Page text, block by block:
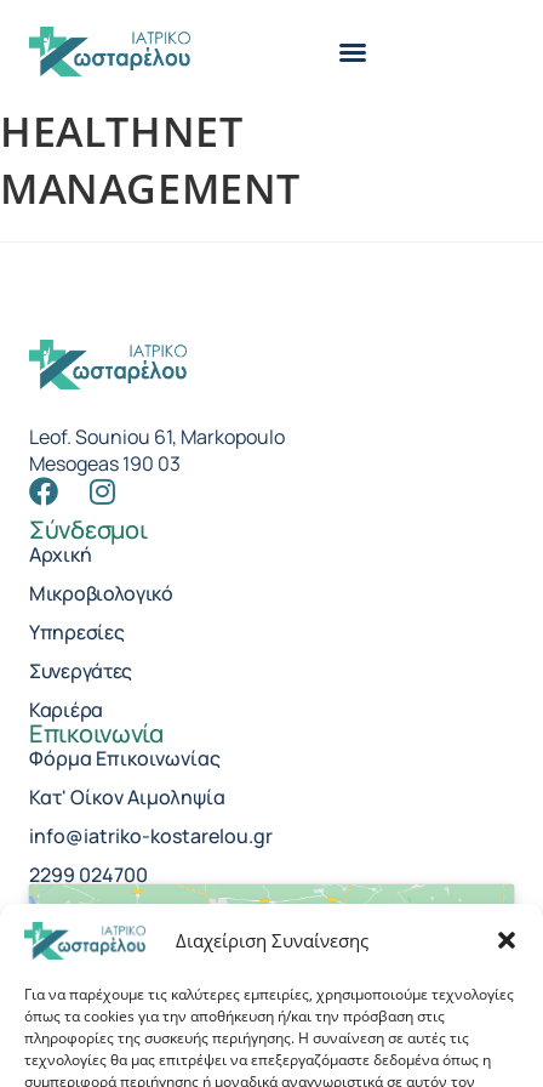
Διαχείριση Συναίνεσης
Για να παρέχουμε τις καλύτερες εμπειρίες, χρησιμοποιούμε τεχνολογίες
όπως τα cookies για την αποθήκευση ή/και την πρόσβαση στις
πληροφορίες της συσκευής περιήγησης. Η συναίνεση σε αυτές τις
τεχνολογίες θα μας επιτρέψει να επεξεργαζόμαστε δεδομένα όπως η
συμπεριφορά περιήγησης ή μοναδικά αναγνωριστικά σε αυτόν τον
HEALTHNET
MANAGEMENT
Leof. Souniou 61, Markopoulo
Mesogeas 190 03
Σύνδεσμοι
Αρχική
Μικροβιολογικό
Υπηρεσίες
Συνεργάτες
Καριέρα
Επικοινωνία
Φόρμα Επικοινωνίας
Κατ' Οίκον Αιμοληψία
info@iatriko-kostarelou.gr
2299 024700
Κάντε κλικ για να αποδεχτείτε cookies
εμπορικής προώθησης και να